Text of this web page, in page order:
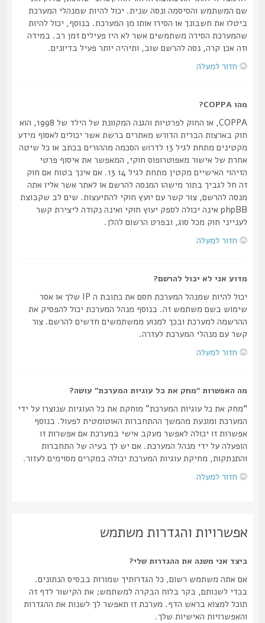
שם המשתמש והסיסמה ונסה שנית. יכול להיות שמנהלי המערכת
ביטלו את חשבונך או הסירו אותו מן המערכת. בנוסף, יכול להיות
שהמערכת הסירה משתמשים אשר לא היו פעילים זמן רב. במידה
וזה אכן קרה, נסה להרשם שוב, ותיהיה יותר פעיל בדיונים.
חזור למעלה
COPPA, או החוק לפרטיות והגנה המקוונת של הילד של 1998, הוא
חוק בארצות הברית הדורש מאתרים ברשת אשר יכולים לאסוף מידע
מקטינים מתחת לגיל 13 לדרוש הסכמה מההורים בכתב או כל שיטה
אחרת של אישור מאפוטרופוס חוקי, המאפשר את איסוף פרטי
הזיהוי האישיים מקטין מתחת לגיל 14 13. אם אינך בטוח אם חוק
זה חל לגביך בתור מישהו המנסה להרשם או לאתר אשר אליו אתה
מנסה להרשם, צור קשר עם יועץ חוקי להתיעצות. שים לב שקבוצת
phpBB אינה יכולה לספק יעוץ חוקי ואינה נקודה ליצירת קשר
לענייני חוק מכל סוג, ובפרט הרשום להלן.
חזור למעלה
מדוע אני לא יכול להרשם?
יכול להיות שמנהל המערכת חסם את כתובת ה IP שלך או אסר
שימוש בשם משתמש זה. בנוסף מנהל המערכת יכול להפסיק את
ההרשמה למערכת ובכך למנוע ממשתמשים חדשים להרשם. צור
קשר עם מנהלי המערכת לעזרה.
חזור למעלה
מה האפשרות “מחק את כל עוגיות המערכת” עושה?
“מחק את כל עוגיות המערכת” מוחקת את כל העוגיות שנוצרו על ידי
המערכת ומונעת מהמשך ההתחברות האוטומטית לפעול. בנוסף
אפשרות זו יכולה לאפשר מעקב אישי במערכת אם אפשרות זו
הופעלה על ידי מנהל המערכת. אם יש לך בעיה של התחברות
והתנתקות, מחיקת עוגיות המערכת יכולה במקרים מסוימים לעזור.
חזור למעלה
אפשרויות והגדרות משתמש
כיצד אני משנה את ההגדרות שלי?
אם אתה משתמש רשום, כל הגדרותיך שמורות בבסיס הנתונים.
בכדי לשנותם, בקר בלוח הבקרה למשתמש; את הקישור לדף זה
תוכל למצוא בראש הדף. מערכת זו תאפשר לך לשנות את ההגדרות
והאפשרויות האישיות שלך.